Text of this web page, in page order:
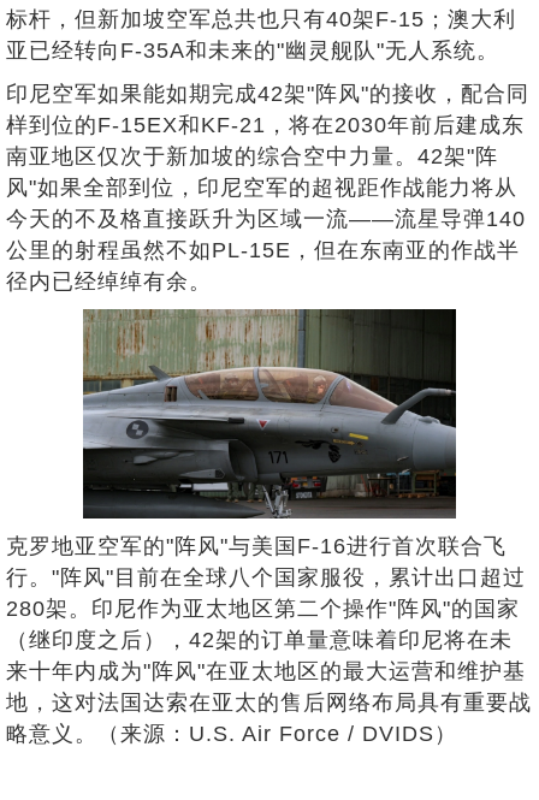
标杆，但新加坡空军总共也只有40架F-15；澳大利
亚已经转向F-35A和未来的"幽灵舰队"无人系统。
印尼空军如果能如期完成42架"阵风"的接收，配合同
样到位的F-15EX和KF-21，将在2030年前后建成东
南亚地区仅次于新加坡的综合空中力量。42架"阵
风"如果全部到位，印尼空军的超视距作战能力将从
今天的不及格直接跃升为区域一流——流星导弹140
公里的射程虽然不如PL-15E，但在东南亚的作战半
径内已经绰绰有余。
克罗地亚空军的"阵风"与美国F-16进行首次联合飞
行。"阵风"目前在全球八个国家服役，累计出口超过
280架。印尼作为亚太地区第二个操作"阵风"的国家
（继印度之后），42架的订单量意味着印尼将在未
来十年内成为"阵风"在亚太地区的最大运营和维护基
地，这对法国达索在亚太的售后网络布局具有重要战
略意义。（来源：U.S. Air Force / DVIDS）